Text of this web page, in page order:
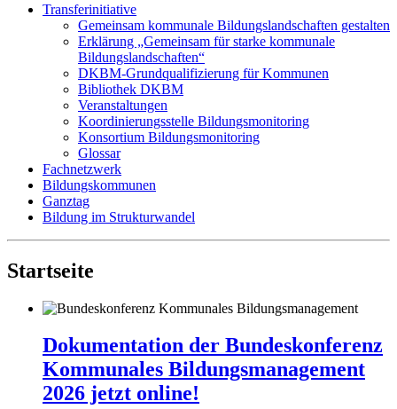
Transferinitiative
Gemeinsam kommunale Bildungslandschaften gestalten
Erklärung „Gemeinsam für starke kommunale
Bildungslandschaften“
DKBM-Grundqualifizierung für Kommunen
Bibliothek DKBM
Veranstaltungen
Koordinierungsstelle Bildungsmonitoring
Konsortium Bildungsmonitoring
Glossar
Fachnetzwerk
Bildungskommunen
Ganztag
Bildung im Strukturwandel
Startseite
Dokumentation der Bundeskonferenz
Kommunales Bildungsmanagement
2026 jetzt online!